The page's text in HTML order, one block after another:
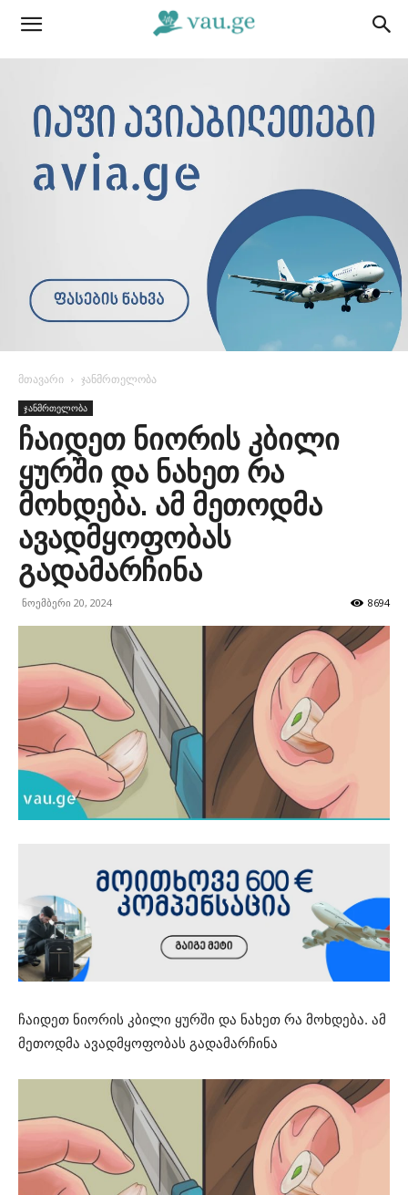
მთავარი ჯანმრთელობა
ჯანმრთელობა
ჩაიდეთ ნიორის კბილი
ყურში და ნახეთ რა
მოხდება. ამ მეთოდმა
ავადმყოფობას
გადამარჩინა
ნოემბერი 20, 2024 8694
ჩაიდეთ ნიორის კბილი ყურში და ნახეთ რა მოხდება. ამ
მეთოდმა ავადმყოფობას გადამარჩინა